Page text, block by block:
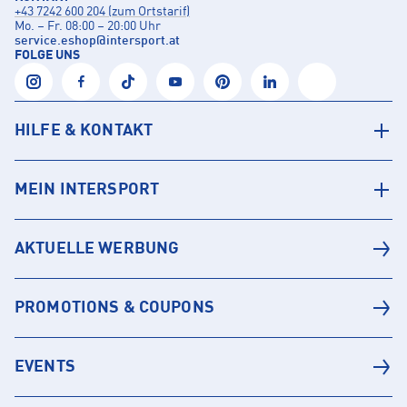
+43 7242 600 204 (zum Ortstarif)
Mo. – Fr. 08:00 – 20:00 Uhr
service.eshop@intersport.at
FOLGE UNS
HILFE & KONTAKT
MEIN INTERSPORT
AKTUELLE WERBUNG
PROMOTIONS & COUPONS
EVENTS